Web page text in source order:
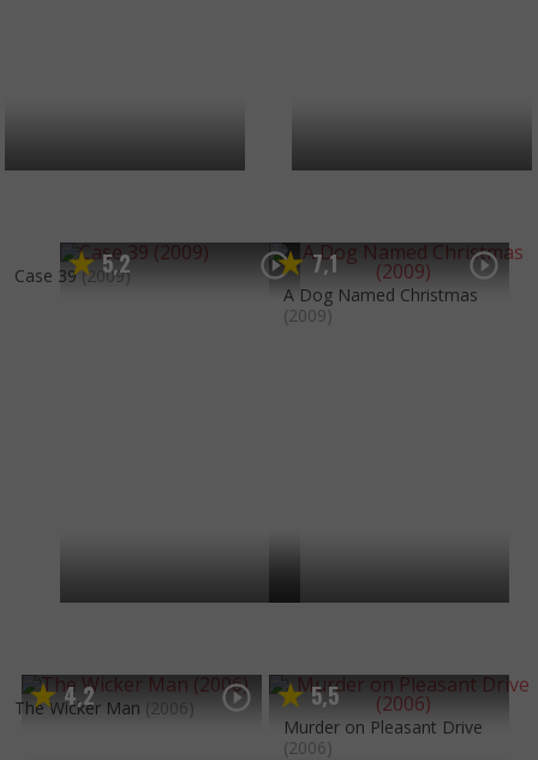
5,2
Case 39 (2009) 7,1
A Dog Named Christmas
(2009)
4,2
The Wicker Man (2006) 5,5
Murder on Pleasant Drive
(2006)